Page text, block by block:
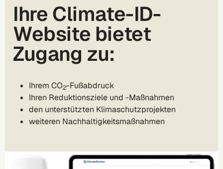
Ihre Climate-ID-
Website bietet
Zugang zu:
Ihrem CO2-Fußabdruck
Ihren Reduktionsziele und -Maßnahmen
den unterstützten Klimaschutzprojekten
weiteren Nachhaltigkeitsmaßnahmen